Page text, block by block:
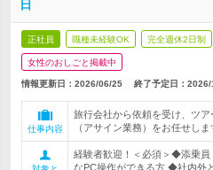
日
正社員 職種未経験OK 完全週休2日制
女性のおしごと掲載中
情報更新日：2026/06/25 終了予定日： 2026/
仕事内容
旅行会社から依頼を受け、ツ
（アサイン業務）をお任せしま
経験者歓迎！＜必須＞◆添乗
なPC操作ができる方 ◆社内外